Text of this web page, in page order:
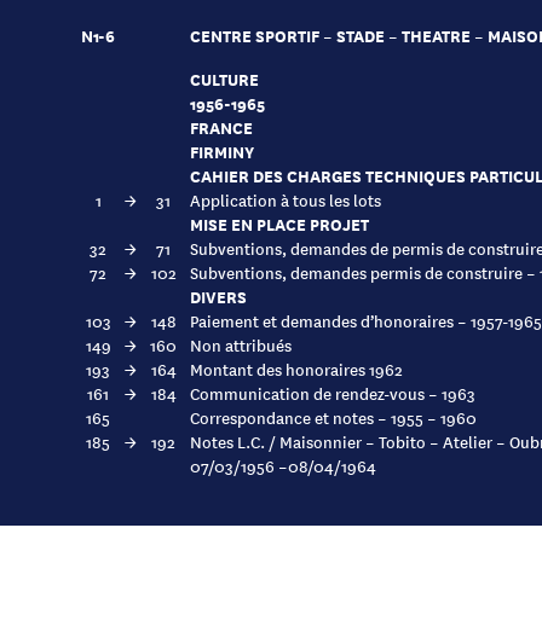
N1-6
CENTRE SPORTIF – STADE – THEATRE –
CULTURE
1956-1965
FRANCE
FIRMINY
CAHIER DES CHARGES TECHNIQUES
1 → 31 Application à tous les lots
MISE EN PLACE PROJET
32 → 71
Subventions, demandes de permis de
72
→ 102 Subventions, demandes permis de construire –
DIVERS
103 → 148
Paiement et demandes d’honoraires – 1957-1965
149 → 160
Non attribués
193
→ 164
Montant des honoraires 1962
161
→ 184 Communication de rendez-vous – 1963
165
Correspondance et notes – 1955 – 1960
185
→ 192
Notes L.C. / Maisonnier – Tobito – Atelier –
07/03/1956 –08/04/1964